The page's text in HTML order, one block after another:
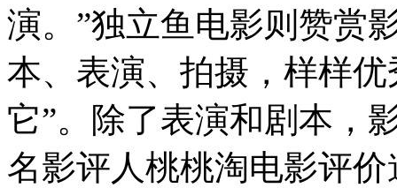
演。”独立鱼电影则赞赏
本、表演、拍摄，样样
它”。除了表演和剧本，
名影评人桃桃淘电影评